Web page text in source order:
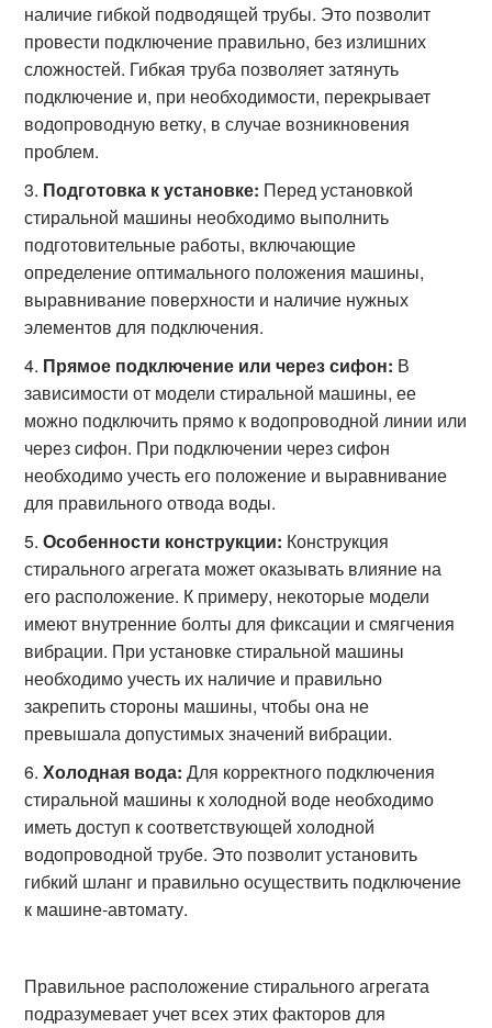
наличие гибкой подводящей трубы. Это позволит
провести подключение правильно, без излишних
сложностей. Гибкая труба позволяет затянуть
подключение и, при необходимости, перекрывает
водопроводную ветку, в случае возникновения
проблем.
Подготовка к установке: Перед установкой
стиральной машины необходимо выполнить
подготовительные работы, включающие
определение оптимального положения машины,
выравнивание поверхности и наличие нужных
элементов для подключения.
Прямое подключение или через сифон: В
зависимости от модели стиральной машины, ее
можно подключить прямо к водопроводной линии или
через сифон. При подключении через сифон
необходимо учесть его положение и выравнивание
для правильного отвода воды.
Особенности конструкции: Конструкция
стирального агрегата может оказывать влияние на
его расположение. К примеру, некоторые модели
имеют внутренние болты для фиксации и смягчения
вибрации. При установке стиральной машины
необходимо учесть их наличие и правильно
закрепить стороны машины, чтобы она не
превышала допустимых значений вибрации.
Холодная вода: Для корректного подключения
стиральной машины к холодной воде необходимо
иметь доступ к соответствующей холодной
водопроводной трубе. Это позволит установить
гибкий шланг и правильно осуществить подключение
к машине-автомату.
Правильное расположение стирального агрегата
подразумевает учет всех этих факторов для